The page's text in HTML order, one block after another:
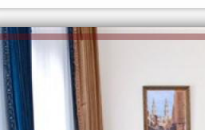
إلهام شرشر تكتب: دي مبقتش كورة..
دي سياسة